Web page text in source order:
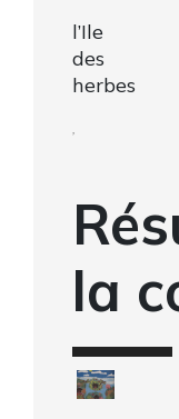
l’Ile
des
herbes
,
la